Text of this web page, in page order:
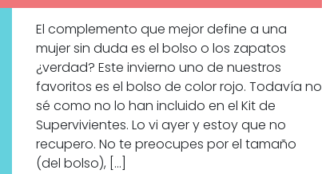
El complemento que mejor define a una
mujer sin duda es el bolso o los zapatos
¿verdad? Este invierno uno de nuestros
favoritos es el bolso de color rojo. Todavía no
sé como no lo han incluido en el Kit de
Supervivientes. Lo vi ayer y estoy que no
recupero. No te preocupes por el tamaño
(del bolso), […]